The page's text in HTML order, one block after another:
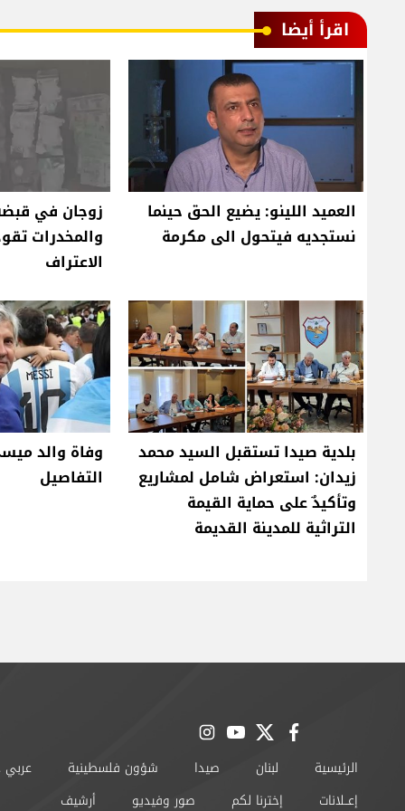
اقرأ أيضا
العميد اللينو: يضيع الحق حينما
نستجديه فيتحول الى مكرمة
زوجان في
والمخدرات
الاعتراف
بلدية صيدا تستقبل السيد محمد
زيدان: استعراض شامل لمشاريع
وتأكيدٌ على حماية القيمة
التراثية للمدينة القديمة
وفاة والد
التفاصيل
facebook
twitter
youtube
instagram
الرئيسية لبنان صيدا شؤون فلسطينية
إعــلانات
إخترنا لكم صور وفيديو أرشيف